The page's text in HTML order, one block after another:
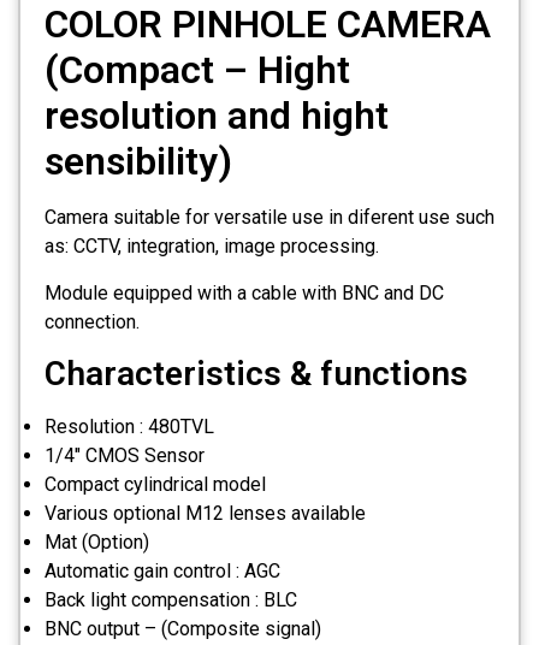
COLOR PINHOLE CAMERA
(Compact – Hight
resolution and hight
sensibility)
Camera suitable for versatile use in diferent use such
as: CCTV, integration, image processing.
Module equipped with a cable with BNC and DC
connection.
Characteristics & functions
Resolution : 480TVL
1/4" CMOS Sensor
Compact cylindrical model
Various optional M12 lenses available
Mat (Option)
Automatic gain control : AGC
Back light compensation : BLC
BNC output – (Composite signal)